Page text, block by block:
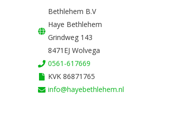
Bethlehem B.V
Haye Bethlehem
Grindweg 143
8471EJ Wolvega
0561-617669
KVK 86871765
info@hayebethlehem.nl